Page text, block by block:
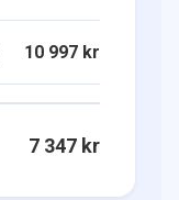
10 997 kr
7 347 kr